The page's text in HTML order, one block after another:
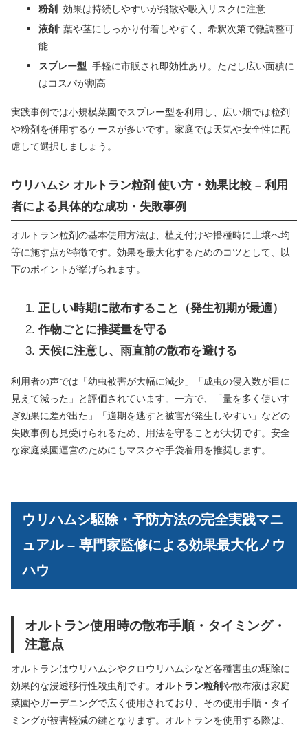
粉剤: 効果は持続しやすいが飛散や吸入リスクに注意
液剤: 葉や茎にしっかり付着しやすく、希釈次第で微調整可
能
スプレー型: 手軽に市販され即効性あり。ただし広い面積に
はコスパが割高
実践事例では小規模菜園でスプレー型を利用し、広い畑では粒剤
や粉剤を併用するケースが多いです。家庭では天気や安全性に配
慮して選択しましょう。
ウリハムシ オルトラン粒剤 使い方・効果比較 – 利用
者による具体的な成功・失敗事例
オルトラン粒剤の基本使用方法は、植え付けや播種時に土壌へ均
等に施す点が特徴です。効果を最大化するためのコツとして、以
下のポイントが挙げられます。
正しい時期に散布すること（発生初期が最適）
作物ごとに推奨量を守る
天候に注意し、雨直前の散布を避ける
利用者の声では「幼虫被害が大幅に減少」「成虫の侵入数が目に
見えて減った」と評価されています。一方で、「量を多く使いす
ぎ効果に差が出た」「適期を逃すと被害が発生しやすい」などの
失敗事例も見受けられるため、用法を守ることが大切です。安全
な家庭菜園運営のためにもマスクや手袋着用を推奨します。
ウリハムシ駆除・予防方法の完全実践マニ
ュアル – 専門家監修による効果最大化ノウ
ハウ
オルトラン使用時の散布手順・タイミング・
注意点
オルトランはウリハムシやクロウリハムシなど各種害虫の駆除に
効果的な浸透移行性殺虫剤です。 オルトラン粒剤や散布液は家庭
菜園やガーデニングで広く使用されており、その使用手順・タイ
ミングが被害軽減の鍵となります。オルトランを使用する際は、